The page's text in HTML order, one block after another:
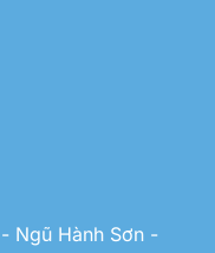
Ngũ Hành Sơn -